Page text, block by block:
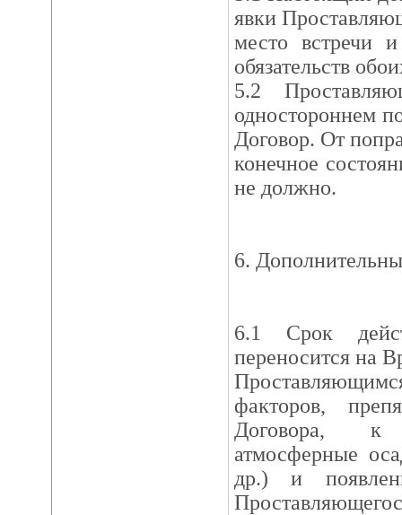
явки
место встречи
обязательств
5.2
одностороннем
Договор. От
конечное
не должно.
6.
6.1 Срок
переносится на
факторов,
Договора, к
атмосферные
др.) и